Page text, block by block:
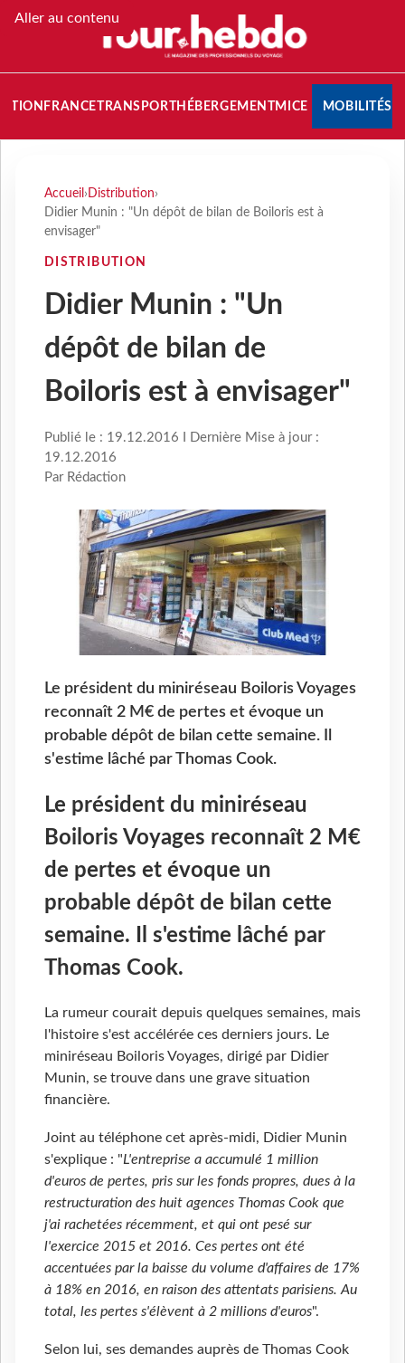
Aller au contenu
FRANCETRANSPORT HÉBERGEMENTMICE MOBILITÉS
Accueil › Distribution›
Didier Munin : "Un dépôt de bilan de Boiloris est à
envisager"
DISTRIBUTION
Didier Munin : "Un
dépôt de bilan de
Boiloris est à envisager"
Publié le : 19.12.2016 I Dernière Mise à jour :
19.12.2016
Par Rédaction
Le président du miniréseau Boiloris Voyages
reconnaît 2 M€ de pertes et évoque un
probable dépôt de bilan cette semaine. Il
s'estime lâché par Thomas Cook.
Le président du miniréseau
Boiloris Voyages reconnaît 2 M€
de pertes et évoque un
probable dépôt de bilan cette
semaine. Il s'estime lâché par
Thomas Cook.
La rumeur courait depuis quelques semaines, mais
l'histoire s'est accélérée ces derniers jours. Le
miniréseau Boiloris Voyages, dirigé par Didier
Munin, se trouve dans une grave situation
financière.
Joint au téléphone cet après-midi, Didier Munin
s'explique : "L'entreprise a accumulé 1 million
d'euros de pertes, pris sur les fonds propres, dues à la
restructuration des huit agences Thomas Cook que
j'ai rachetées récemment, et qui ont pesé sur
l'exercice 2015 et 2016. Ces pertes ont été
accentuées par la baisse du volume d'affaires de 17%
à 18% en 2016, en raison des attentats parisiens. Au
total, les pertes s'élèvent à 2 millions d'euros".
Selon lui, ses demandes auprès de Thomas Cook